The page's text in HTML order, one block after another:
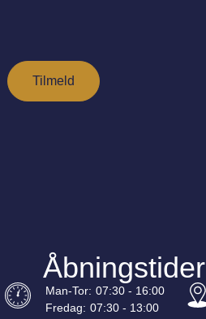
Åbningstider
Man-Tor: 07:30 - 16:00
Fredag: 07:30 - 13:00